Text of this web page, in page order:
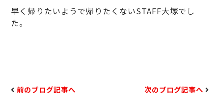
早く帰りたいようで帰りたくないSTAFF大塚でし
た。
前のブログ記事へ 次のブログ記事へ